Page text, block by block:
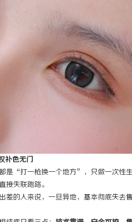
补色无门
是“打一枪换一个地方”，只做一次性
接失联跑路。
差的人来说，一旦异地，基本彻底失